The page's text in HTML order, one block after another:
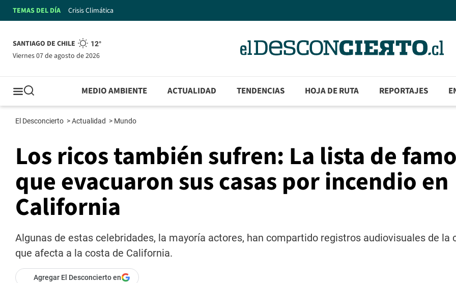
TEMAS DEL DÍA Crisis Climática
SANTIAGO DE CHILE 12°
viernes 07 de agosto de 2026
MEDIO AMBIENTE ACTUALIDAD TENDENCIAS HOJA DE RUTA REPORTAJES
El Desconcierto >Actualidad > Mundo
Los ricos también sufren: La lista de
que evacuaron sus casas por incendio en
California
Algunas de estas celebridades, la mayoría actores, han compartido registros audiovisuales de la
que afecta a la costa de California.
Agregar El Desconcierto en